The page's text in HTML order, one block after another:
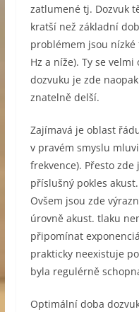
zatlumené tj. Dozvuk
kratší než základní
problémem jsou nízké
Hz a níže). Ty se
dozvuku je zde
znatelně delší.
Zajímavá je oblast
v pravém smyslu
frekvence). Přesto
příslušný pokles
Ovšem jsou zde
úrovně akust. tlaku
připomínat
prakticky neexistuje
byla regulérně
Optimální doba